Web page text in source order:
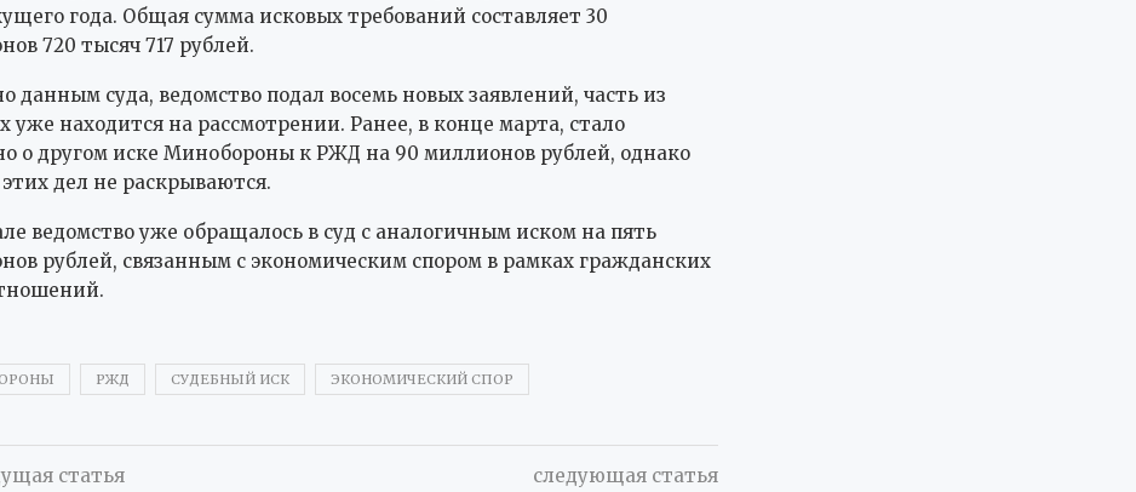
года. Общая сумма исковых требований составляет 30
720 тысяч 717 рублей.
данным суда, ведомство подал восемь новых заявлений, часть из
уже находится на рассмотрении. Ранее, в конце марта, стало
о другом иске Минобороны к РЖД на 90 миллионов рублей, однако
дел не раскрываются.
ведомство уже обращалось в суд с аналогичным иском на пять
рублей, связанным с экономическим спором в рамках гражданских
РЖД СУДЕБНЫЙ ИСК ЭКОНОМИЧЕСКИЙ СПОР
статья следующая статья